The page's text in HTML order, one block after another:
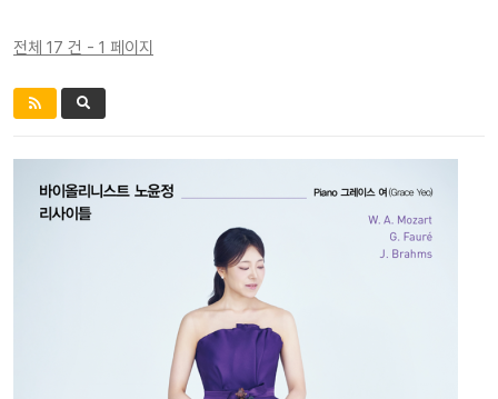
전체 17 건 - 1 페이지